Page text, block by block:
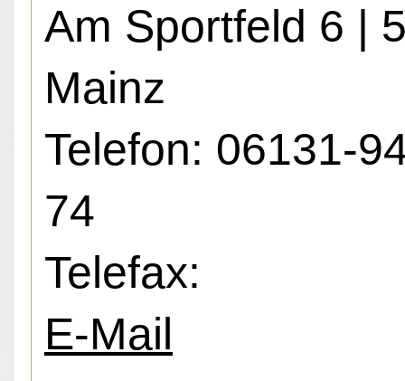
Am Sportfeld 6 |
Mainz
Telefon: 06131-
74
Telefax:
E-Mail